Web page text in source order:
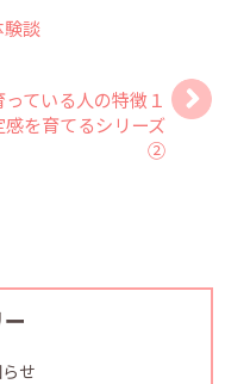
談
ている人の特徴１
を育てるシリーズ
②
せ